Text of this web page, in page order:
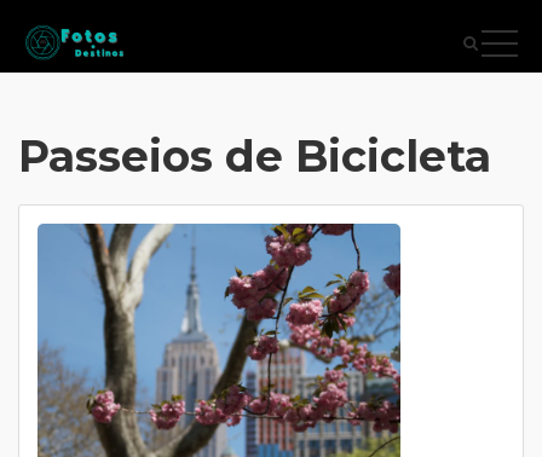
Passeios de Bicicleta